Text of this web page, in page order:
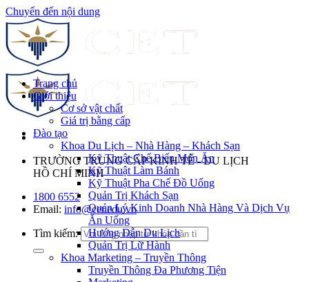
Chuyển đến nội dung
TRƯỜNG TRUNG CẤP KINH TẾ - DU LỊCH
HỒ CHÍ MINH
1800 6552
Email: info@cet.edu.vn
Tìm kiếm:
Trang chủ
Giới thiệu
Cơ sở vật chất
Giá trị bằng cấp
Đào tạo
Khoa Du Lịch – Nhà Hàng – Khách Sạn
Kỹ Thuật Chế Biến Món Ăn
Kỹ Thuật Làm Bánh
Kỹ Thuật Pha Chế Đồ Uống
Quản Trị Khách Sạn
Quản Lý Kinh Doanh Nhà Hàng Và Dịch Vụ
Ăn Uống
Hướng Dẫn Du Lịch
Quản Trị Lữ Hành
Khoa Marketing – Truyền Thông
Truyền Thông Đa Phương Tiện